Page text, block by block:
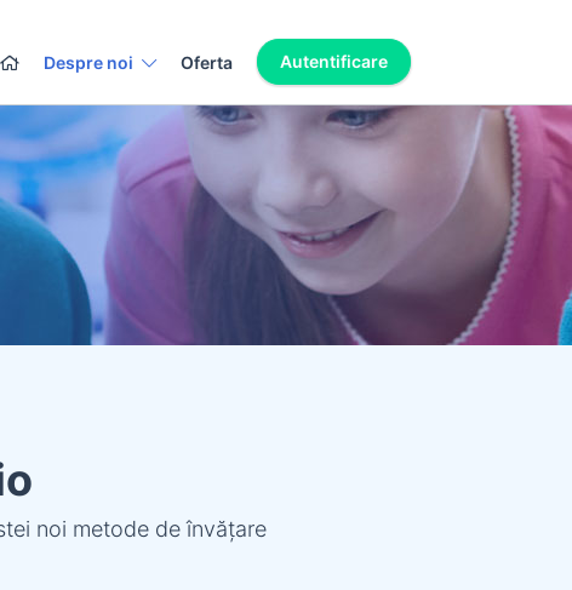
Despre noi Oferta Autentificare
noi metode de învăţare